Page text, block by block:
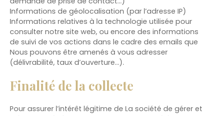
Informations de géolocalisation (par l’adresse IP)
Informations relatives à la technologie utilisée pour
consulter notre site web, ou encore des informations
de suivi de vos actions dans le cadre des emails que
Nous pouvons être amenés à vous adresser
(délivrabilité, taux d’ouverture…).
Finalité de la collecte
Pour assurer l’intérêt légitime de La société de gérer et